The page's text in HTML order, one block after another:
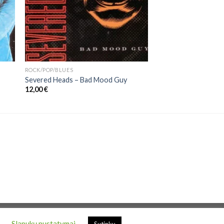
ROCK/POP/BLUES
Severed Heads – Bad Mood Guy
12,00€